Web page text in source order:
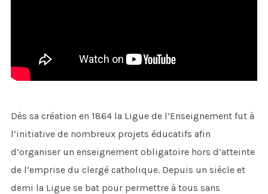
Dès sa création en 1864 la Ligue de l’Enseignement fut à
l’initiative de nombreux projets éducatifs afin
d’organiser un enseignement obligatoire hors d’atteinte
de l’emprise du clergé catholique. Depuis un siècle et
demi la Ligue se bat pour permettre à tous sans